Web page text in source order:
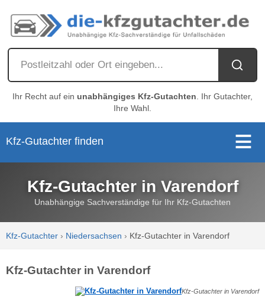
Ihr Recht auf ein unabhängiges Kfz-Gutachten . Ihr Gutachter,
Ihre Wahl.
Kfz-Gutachter finden
Kfz-Gutachter in Varendorf
Unabhängige Sachverständige für Ihr Kfz-Gutachten
Kfz-Gutachter › Niedersachsen › Kfz-Gutachter in Varendorf
Kfz-Gutachter in Varendorf
Kfz-Gutachter in Varendorf